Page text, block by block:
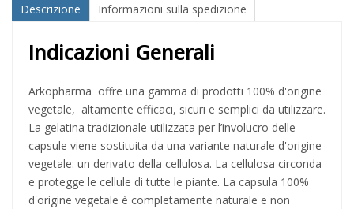
Descrizione Informazioni sulla spedizione
Indicazioni Generali
Arkopharma offre una gamma di prodotti 100% d'origine
vegetale, altamente efficaci, sicuri e semplici da utilizzare.
La gelatina tradizionale utilizzata per l’involucro delle
capsule viene sostituita da una variante naturale d'origine
vegetale: un derivato della cellulosa. La cellulosa circonda
e protegge le cellule di tutte le piante. La capsula 100%
d'origine vegetale è completamente naturale e non